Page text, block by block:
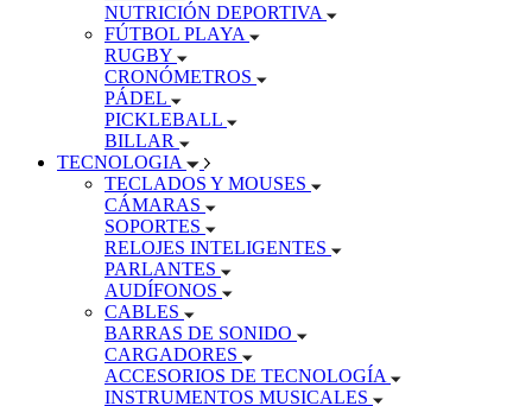
NUTRICIÓN DEPORTIVA
FÚTBOL PLAYA
RUGBY
CRONÓMETROS
PÁDEL
PICKLEBALL
BILLAR
TECNOLOGIA
TECLADOS Y MOUSES
CÁMARAS
SOPORTES
RELOJES INTELIGENTES
PARLANTES
AUDÍFONOS
CABLES
BARRAS DE SONIDO
CARGADORES
ACCESORIOS DE TECNOLOGÍA
INSTRUMENTOS MUSICALES